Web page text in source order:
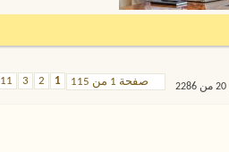
صفحة 1 من 115 1
2
3
11